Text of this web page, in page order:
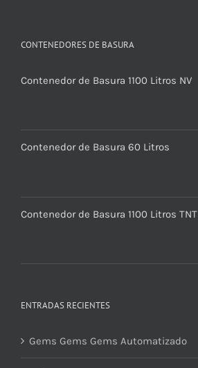
CONTENEDORES DE BASURA
Contenedor de Basura 1100 Litros NV
Contenedor de Basura 60 Litros
Contenedor de Basura 1100 Litros TNT
ENTRADAS RECIENTES
Gems Gems Gems Automatizado